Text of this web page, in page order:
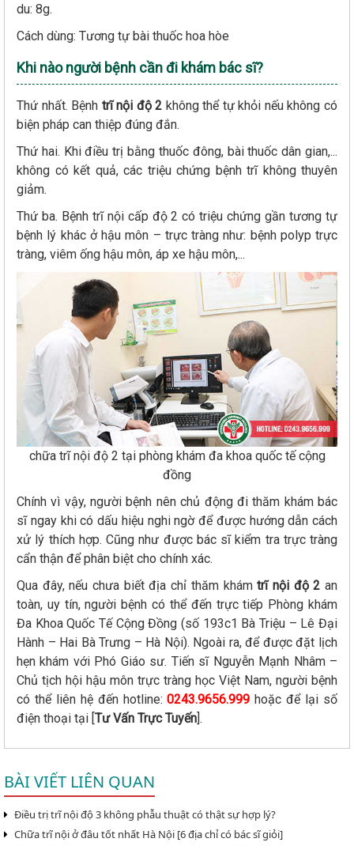
du: 8g.
Cách dùng: Tương tự bài thuốc hoa hòe
Khi nào người bệnh cần đi khám bác sĩ?
Thứ nhất. Bệnh trĩ nội độ 2 không thể tự khỏi nếu không có
biện pháp can thiệp đúng đắn.
Thứ hai. Khi điều trị bằng thuốc đông, bài thuốc dân gian,...
không có kết quả, các triệu chứng bệnh trĩ không thuyên
giảm.
Thứ ba. Bệnh trĩ nội cấp độ 2 có triệu chứng gần tương tự
bệnh lý khác ở hậu môn – trực tràng như: bệnh polyp trực
tràng, viêm ống hậu môn, áp xe hậu môn,...
chữa trĩ nội độ 2 tại phòng khám đa khoa quốc tế cộng
đồng
Chính vì vậy, người bệnh nên chủ động đi thăm khám bác
sĩ ngay khi có dấu hiệu nghi ngờ để được hướng dẫn cách
xử lý thích hợp. Cũng như được bác sĩ kiểm tra trực tràng
cẩn thận để phân biệt cho chính xác.
Qua đây, nếu chưa biết địa chỉ thăm khámtrĩ nội độ 2 an
toàn, uy tín, người bệnh có thể đến trực tiếp Phòng khám
Đa Khoa Quốc Tế Cộng Đồng (số 193c1 Bà Triệu – Lê Đại
Hành – Hai Bà Trưng – Hà Nội). Ngoài ra, để được đặt lịch
hẹn khám với Phó Giáo sư. Tiến sĩ Nguyễn Mạnh Nhâm –
Chủ tịch hội hậu môn trực tràng học Việt Nam, người bệnh
có thể liên hệ đến hotline:0243.9656.999 hoặc để lại số
điện thoại tại [ Tư Vấn Trực Tuyến ].
BÀI VIẾT LIÊN QUAN
Điều trị trĩ nội độ 3 không phẫu thuật có thật sự hợp lý?
Chữa trĩ nội ở đâu tốt nhất Hà Nội [6 địa chỉ có bác sĩ giỏi]